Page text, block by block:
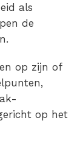
als
de
op zijn of
op het